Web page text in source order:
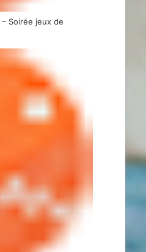
– Soirée jeux de